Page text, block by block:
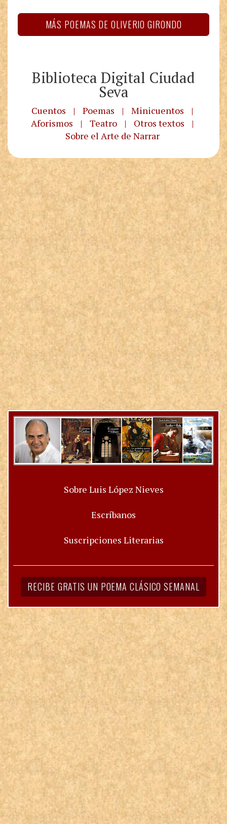
MÁS POEMAS DE OLIVERIO GIRONDO
Biblioteca Digital Ciudad
Seva
Cuentos | Poemas | Minicuentos
|
Aforismos
| Teatro | Otros textos
|
Sobre el Arte de Narrar
Sobre Luis López Nieves
Escríbanos
Suscripciones Literarias
RECIBE GRATIS UN POEMA CLÁSICO SEMANAL